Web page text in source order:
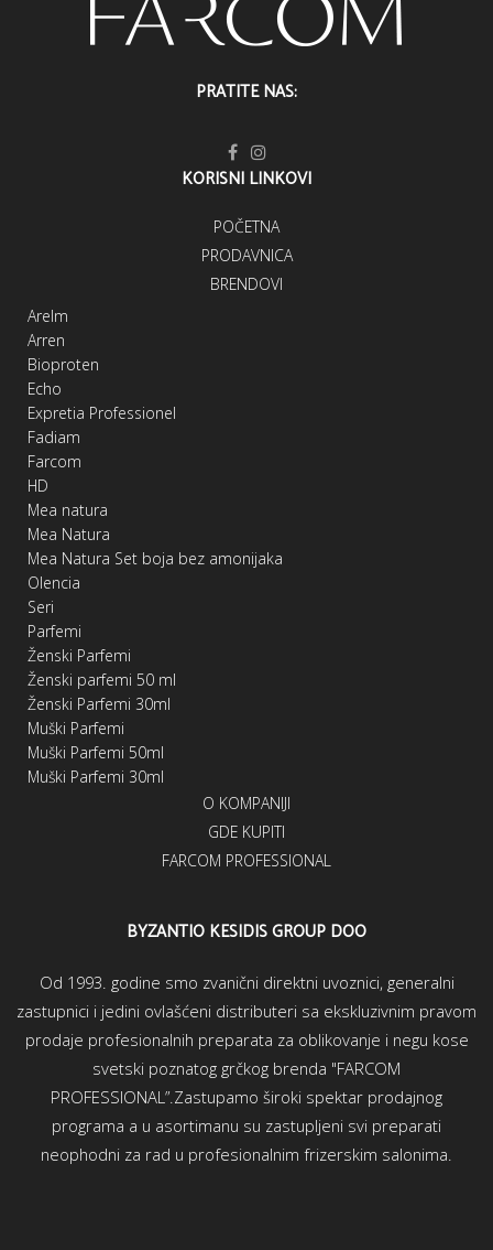
PRATITE NAS:
KORISNI LINKOVI
POČETNA
PRODAVNICA
BRENDOVI
Arelm
Arren
Bioproten
Echo
Expretia Professionel
Fadiam
Farcom
HD
Mea natura
Mea Natura
Mea Natura Set boja bez amonijaka
Olencia
Seri
Parfemi
Ženski Parfemi
Ženski parfemi 50 ml
Ženski Parfemi 30ml
Muški Parfemi
Muški Parfemi 50ml
Muški Parfemi 30ml
O KOMPANIJI
GDE KUPITI
FARCOM PROFESSIONAL
BYZANTIO KESIDIS GROUP DOO
Od 1993. godine smo zvanični direktni uvoznici, generalni
zastupnici i jedini ovlašćeni distributeri sa ekskluzivnim pravom
prodaje profesionalnih preparata za oblikovanje i negu kose
svetski poznatog grčkog brenda "FARCOM
PROFESSIONAL”.Zastupamo široki spektar prodajnog
programa a u asortimanu su zastupljeni svi preparati
neophodni za rad u profesionalnim frizerskim salonima.